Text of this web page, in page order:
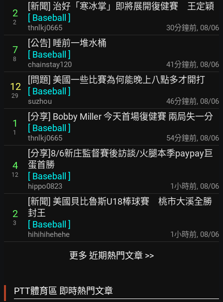
2
2
[新聞] 治好「寒冰掌」即將展開復健賽 王定穎
[ Baseball ]
thnlkj0665 30分鐘前, 08/06
7
8
[公告] 睡前一堆水桶
[ Baseball ]
chainstay120 41分鐘前, 08/06
12
29
[問題] 美國一些比賽為何能晚上八點多才開打
[ Baseball ]
suzhou 46分鐘前, 08/06
1
1
[分享] Bobby Miller 今天首場復健賽 兩局失一分
[ Baseball ]
thnlkj0665 54分鐘前, 08/06
4
12
[分享]8/6新庄監督賽後訪談/火腿本季paypay巨
蛋首勝
[ Baseball ]
hippo0823 1小時前, 08/06
2
3
[新聞] 美國貝比魯斯U18棒球賽 桃市大溪全勝
封王
[ Baseball ]
hihihihehehe 1小時前, 08/06
更多 近期熱門文章 >>
PTT體育區 即時熱門文章